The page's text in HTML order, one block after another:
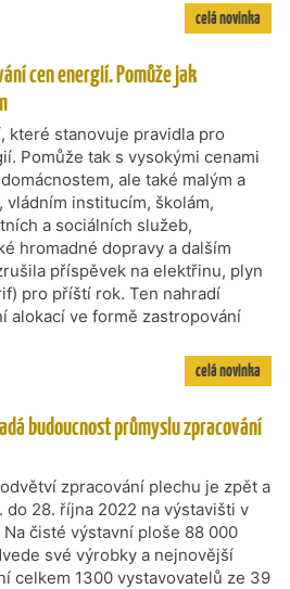
celá novinka
cen energií. Pomůže jak
které stanovuje pravidla pro
Pomůže tak s vysokými cenami
ale také malým a
institucím, školám,
a sociálních služeb,
hromadné dopravy a dalším
příspěvek na elektřinu, plyn
pro příští rok. Ten nahradí
alokací ve formě zastropování
celá novinka
budoucnost průmyslu zpracování
zpracování plechu je zpět a
28. října 2022 na výstavišti v
čisté výstavní ploše 88 000
své výrobky a nejnovější
celkem 1300 vystavovatelů ze 39